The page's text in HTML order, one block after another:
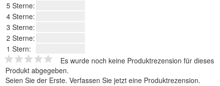
5 Sterne:
4 Sterne:
3 Sterne:
2 Sterne:
1 Stern:
Es wurde noch keine Produktrezension für dieses
Produkt abgegeben.
Seien Sie der Erste. Verfassen Sie jetzt eine Produktrezension.